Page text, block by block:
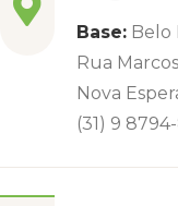
Base: Belo
Rua
Nova
(31) 9